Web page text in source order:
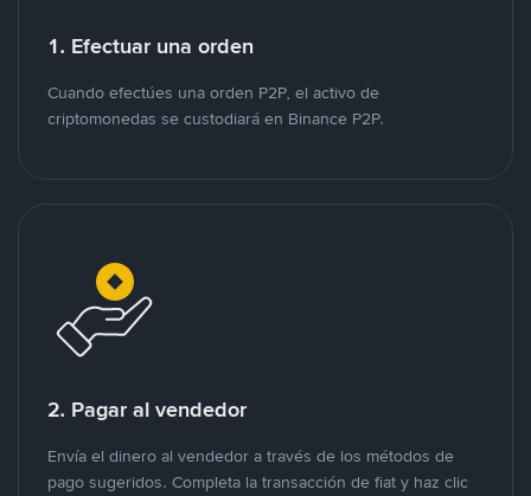
1. Efectuar una orden
Cuando efectúes una orden P2P, el activo de
criptomonedas se custodiará en Binance P2P.
2. Pagar al vendedor
Envía el dinero al vendedor a través de los métodos de
pago sugeridos. Completa la transacción de fiat y haz clic